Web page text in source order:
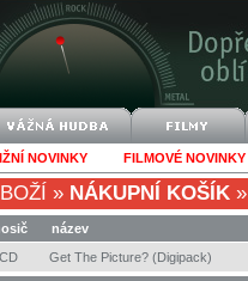
NOVINKY FILMOVÉ NOVINKY
» NÁKUPNÍ KOŠÍK »
název
CD
Get The Picture? (Digipack)